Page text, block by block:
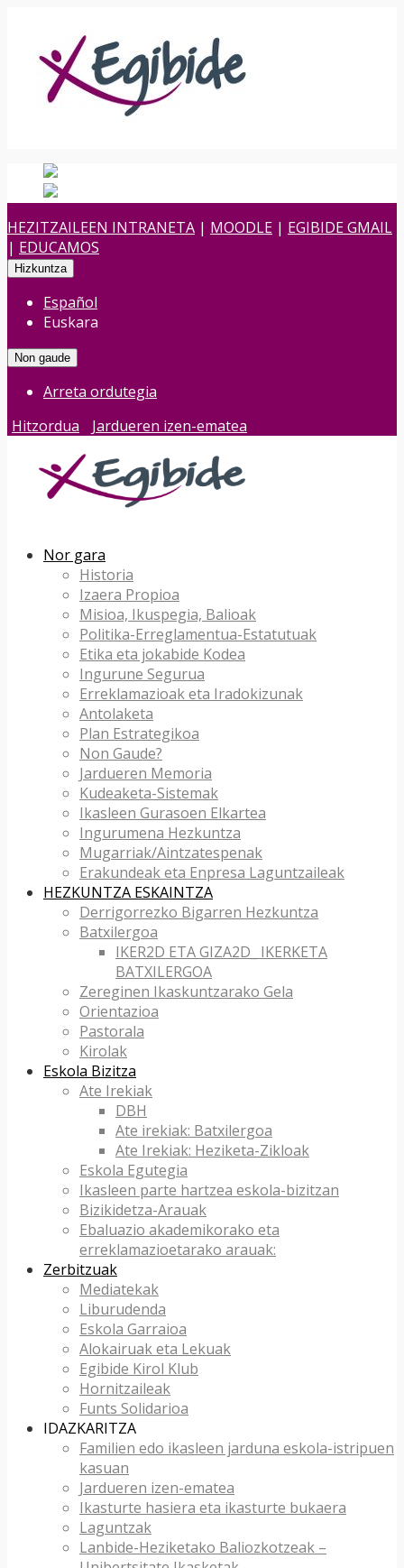
HEZITZAILEEN INTRANETA | MOODLE | EGIBIDE GMAIL
| EDUCAMOS
Hizkuntza
Español
Euskara
Non gaude
Arreta ordutegia
Hitzordua
Jardueren izen-ematea
Nor gara
Historia
Izaera Propioa
Misioa, Ikuspegia, Balioak
Politika-Erreglamentua-Estatutuak
Etika eta jokabide Kodea
Ingurune Segurua
Erreklamazioak eta Iradokizunak
Antolaketa
Plan Estrategikoa
Non Gaude?
Jardueren Memoria
Kudeaketa-Sistemak
Ikasleen Gurasoen Elkartea
Ingurumena Hezkuntza
Mugarriak/Aintzatespenak
Erakundeak eta Enpresa Laguntzaileak
HEZKUNTZA ESKAINTZA
Derrigorrezko Bigarren Hezkuntza
Batxilergoa
IKER2D ETA GIZA2D_ IKERKETA
BATXILERGOA
Zereginen Ikaskuntzarako Gela
Orientazioa
Pastorala
Kirolak
Eskola Bizitza
Ate Irekiak
DBH
Ate irekiak: Batxilergoa
Ate Irekiak: Heziketa-Zikloak
Eskola Egutegia
Ikasleen parte hartzea eskola-bizitzan
Bizikidetza-Arauak
Ebaluazio akademikorako eta
erreklamazioetarako arauak:
Zerbitzuak
Mediatekak
Liburudenda
Eskola Garraioa
Alokairuak eta Lekuak
Egibide Kirol Klub
Hornitzaileak
Funts Solidarioa
IDAZKARITZA
Familien edo ikasleen jarduna eskola-istripuen
kasuan
Jardueren izen-ematea
Ikasturte hasiera eta ikasturte bukaera
Laguntzak
Lanbide-Heziketako Baliozkotzeak –